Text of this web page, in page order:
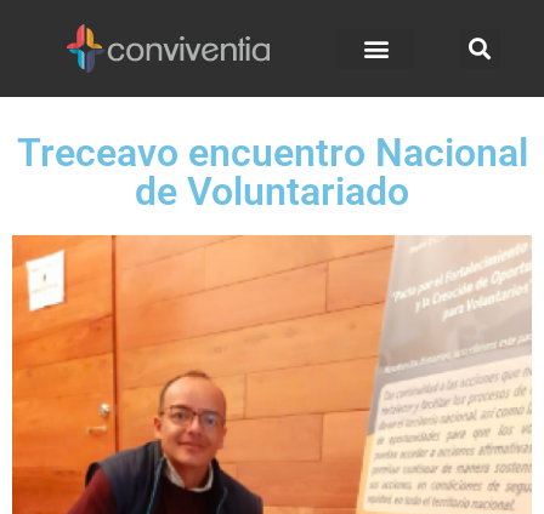
Treceavo encuentro Nacional
de Voluntariado